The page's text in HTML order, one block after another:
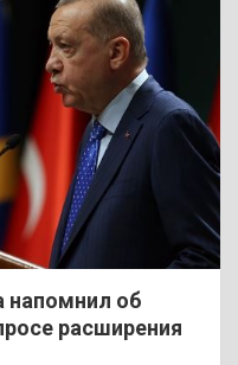
напомнил об
расширения